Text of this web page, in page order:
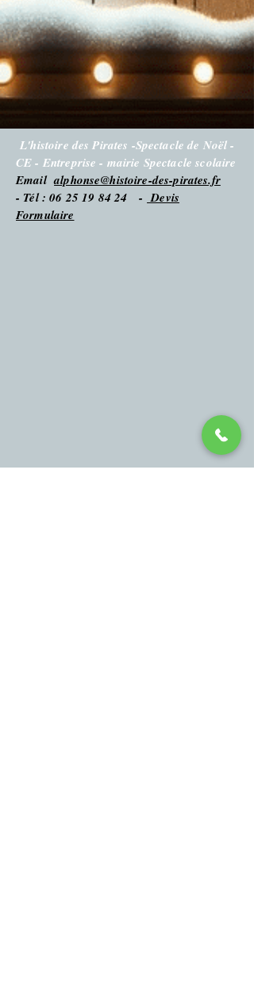
L'histoire des Pirates -Spectacle de Noël -
CE - Entreprise - mairie Spectacle scolaire
Emailalphonse@histoire-des-pirates.fr
- Tél : 06 25 19 84 24 - Devis
Formulaire